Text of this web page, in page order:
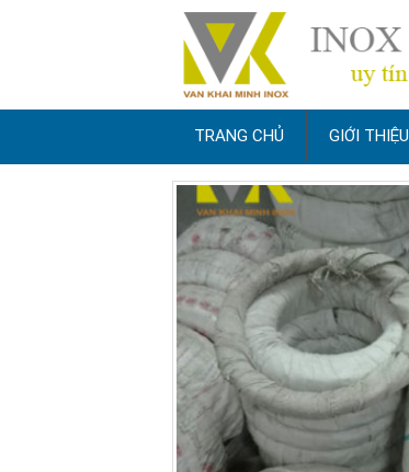
TRANG CHỦ GIỚI THIỆU